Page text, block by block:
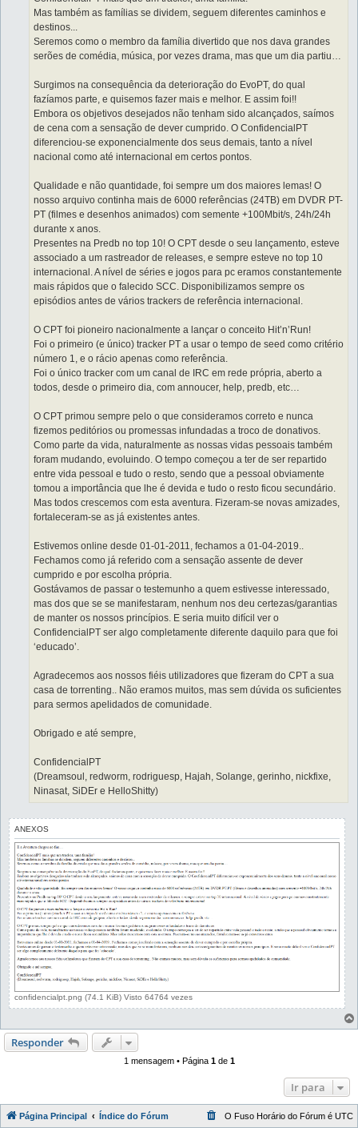
Mas também as famílias se dividem, seguem diferentes caminhos e
destinos...
Seremos como o membro da família divertido que nos dava grandes
serões de comédia, música, por vezes drama, mas que um dia partiu…
Surgimos na consequência da deterioração do EvoPT, do qual
fazíamos parte, e quisemos fazer mais e melhor. E assim foi!!
Embora os objetivos desejados não tenham sido alcançados, saímos
de cena com a sensação de dever cumprido. O ConfidencialPT
diferenciou-se exponencialmente dos seus demais, tanto a nível
nacional como até internacional em certos pontos.
Qualidade e não quantidade, foi sempre um dos maiores lemas! O
nosso arquivo continha mais de 6000 referências (24TB) em DVDR PT-
PT (filmes e desenhos animados) com semente +100Mbit/s, 24h/24h
durante x anos.
Presentes na Predb no top 10! O CPT desde o seu lançamento, esteve
associado a um rastreador de releases, e sempre esteve no top 10
internacional. A nível de séries e jogos para pc eramos constantemente
mais rápidos que o falecido SCC. Disponibilizamos sempre os
episódios antes de vários trackers de referência internacional.
O CPT foi pioneiro nacionalmente a lançar o conceito Hit’n’Run!
Foi o primeiro (e único) tracker PT a usar o tempo de seed como critério
número 1, e o rácio apenas como referência.
Foi o único tracker com um canal de IRC em rede própria, aberto a
todos, desde o primeiro dia, com annoucer, help, predb, etc…
O CPT primou sempre pelo o que consideramos correto e nunca
fizemos peditórios ou promessas infundadas a troco de donativos.
Como parte da vida, naturalmente as nossas vidas pessoais também
foram mudando, evoluindo. O tempo começou a ter de ser repartido
entre vida pessoal e tudo o resto, sendo que a pessoal obviamente
tomou a importância que lhe é devida e tudo o resto ficou secundário.
Mas todos crescemos com esta aventura. Fizeram-se novas amizades,
fortaleceram-se as já existentes antes.
Estivemos online desde 01-01-2011, fechamos a 01-04-2019..
Fechamos como já referido com a sensação assente de dever
cumprido e por escolha própria.
Gostávamos de passar o testemunho a quem estivesse interessado,
mas dos que se se manifestaram, nenhum nos deu certezas/garantias
de manter os nossos princípios. E seria muito difícil ver o
ConfidencialPT ser algo completamente diferente daquilo para que foi
‘educado’.
Agradecemos aos nossos fiéis utilizadores que fizeram do CPT a sua
casa de torrenting.. Não eramos muitos, mas sem dúvida os suficientes
para sermos apelidados de comunidade.
Obrigado e até sempre,
ConfidencialPT
(Dreamsoul, redworm, rodriguesp, Hajah, Solange, gerinho, nickfixe,
Ninasat, SiDEr e HelloShitty)
ANEXOS
confidencialpt.png (74.1 KiB) Visto 64764 vezes
Responder
1 mensagem • Página 1de 1
Ir para
Página Principal Índice do Fórum O Fuso Horário do Fórum é UTC